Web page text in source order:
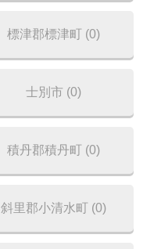
標津郡標津町 (0)
士別市 (0)
積丹郡積丹町 (0)
斜里郡小清水町 (0)